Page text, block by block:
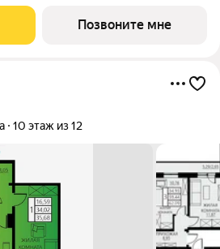
22 Га 1. Сочетание проверенных
с современными
Позвоните мне
10 этаж из 12